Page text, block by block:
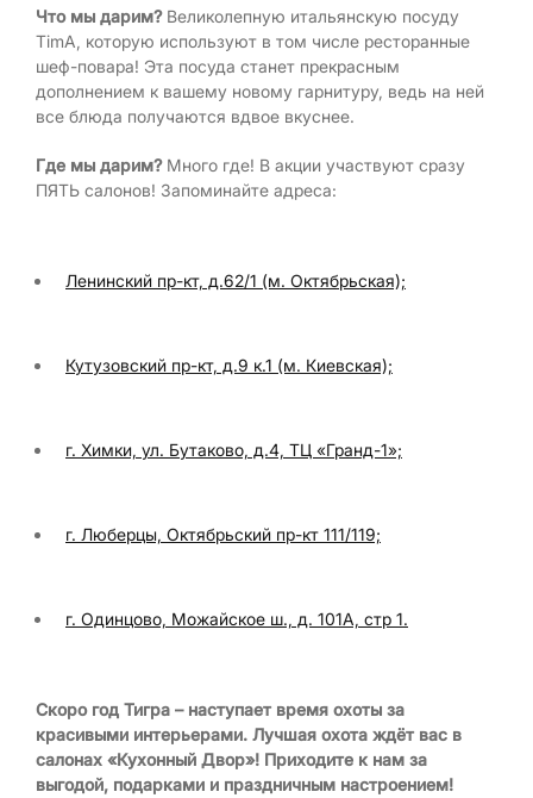
Что мы дарим?Великолепную итальянскую посуду
TimA, которую используют в том числе ресторанные
шеф-повара! Эта посуда станет прекрасным
дополнением к вашему новому гарнитуру, ведь на ней
все блюда получаются вдвое вкуснее.
Где мы дарим?Много где! В акции участвуют сразу
ПЯТЬ салонов! Запоминайте адреса:
Ленинский пр-кт, д.62/1 (м. Октябрьская);
Кутузовский пр-кт, д.9 к.1 (м. Киевская);
г. Химки, ул. Бутаково, д.4, ТЦ «Гранд-1»;
г. Люберцы, Октябрьский пр-кт 111/119;
г. Одинцово, Можайское ш., д. 101А, стр 1.
Скоро год Тигра – наступает время охоты за
красивыми интерьерами. Лучшая охота ждёт вас в
салонах «Кухонный Двор»! Приходите к нам за
выгодой, подарками и праздничным настроением!